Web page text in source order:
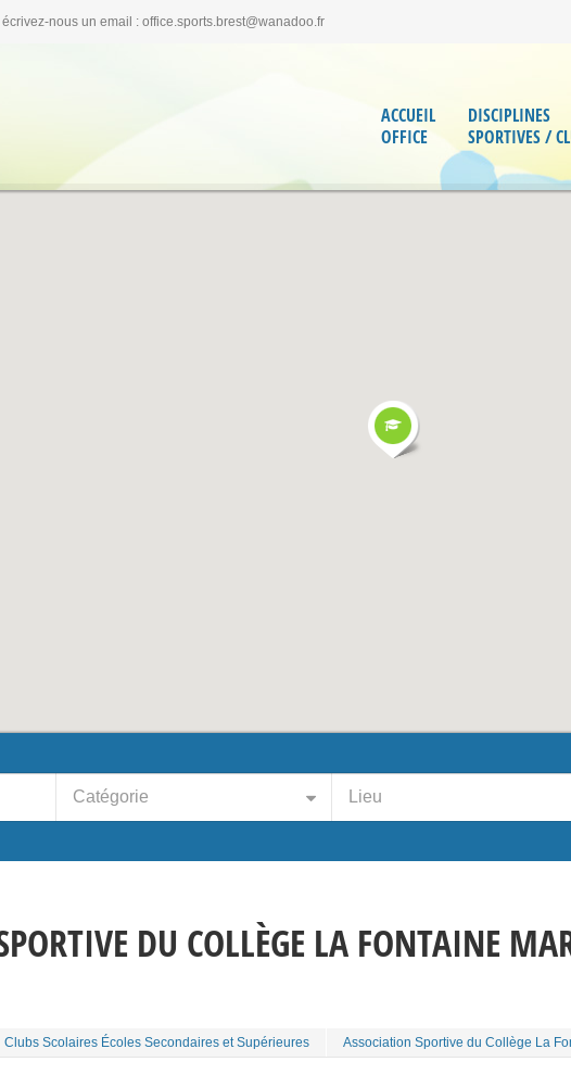
nous un email : office.sports.brest@wanadoo.fr
ACCUEIL
OFFICE
DISCIPLINES
SPORTIVES /
Catégorie Lieu
DU COLLÈGE LA FONTAINE
Clubs Scolaires Écoles Secondaires et Supérieures Association Sportive du Collège La